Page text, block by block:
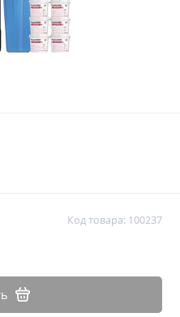
Код товара: 100237